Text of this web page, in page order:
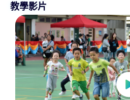
教學影片